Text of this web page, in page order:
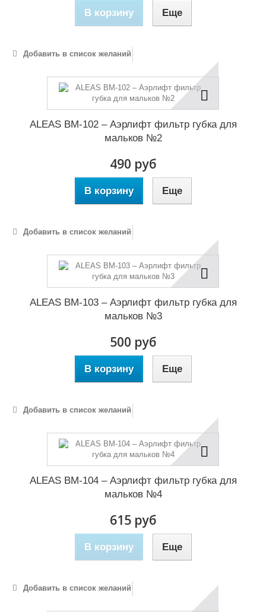
В корзину Еще
Добавить в список желаний
ALEAS BM-102 – Аэрлифт фильтр губка для
мальков №2
490 руб
В корзину Еще
Добавить в список желаний
ALEAS BM-103 – Аэрлифт фильтр губка для
мальков №3
500 руб
В корзину Еще
Добавить в список желаний
ALEAS BM-104 – Аэрлифт фильтр губка для
мальков №4
615 руб
В корзину Еще
Добавить в список желаний